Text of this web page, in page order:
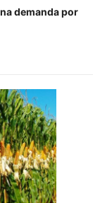
demanda por